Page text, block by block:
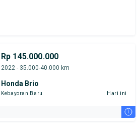
Rp 145.000.000
2022 - 35.000-40.000 km
Honda Brio
Kebayoran Baru Hari ini
i